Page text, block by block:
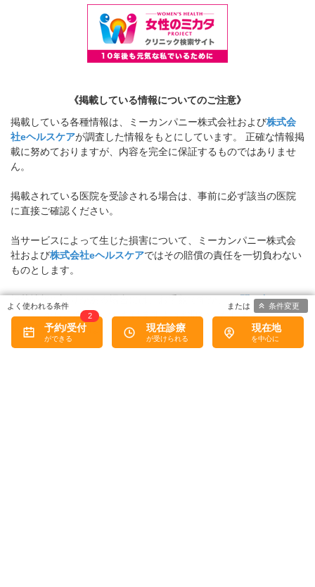
《掲載している情報についてのご注意》
掲載している各種情報は、ミーカンパニー株式会社および株式会
社eヘルスケアが調査した情報をもとにしています。 正確な情報掲
載に努めておりますが、内容を完全に保証するものではありませ
ん。
掲載されている医院を受診される場合は、事前に必ず該当の医院
に直接ご確認ください。
当サービスによって生じた損害について、ミーカンパニー株式会
社および株式会社eヘルスケアではその賠償の責任を一切負わない
ものとします。
お問い合わせフ
ォームからご連絡をいただけますようお願いいたします。
※お電話での対応は行っておりません
予約/受付
2
現在診療 現在地
条件変更